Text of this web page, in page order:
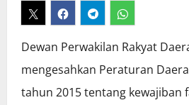
Dewan Perwakilan Rakyat
mengesahkan Peraturan
tahun 2015 tentang kewajiban